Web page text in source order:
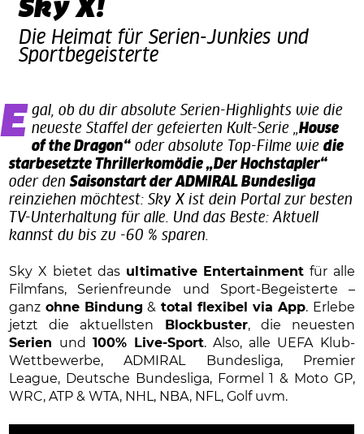
Sky X!
Die Heimat für Serien-Junkies und
Sportbegeisterte
Egal, ob du dir absolute Serien-Highlights wie die neueste Staffel der gefeierten Kult-Serie „House
of the Dragon“ oder absolute Top-Filme wie die
starbesetzte Thrillerkomödie „Der Hochstapler“
oder denSaisonstart der ADMIRAL Bundesliga
reinziehen möchtest: Sky X ist dein Portal zur besten
TV-Unterhaltung für alle. Und das Beste: Aktuell
kannst du bis zu -60 % sparen.
Sky X bietet das ultimative Entertainment für alle
Filmfans, Serienfreunde und Sport-Begeisterte –
ganz ohne Bindung & total flexibel via App. Erlebe
jetzt die aktuellsten
Blockbuster, die neuesten
Serien und 100% Live-Sport. Also, alle UEFA Klub-
Wettbewerbe, ADMIRAL Bundesliga, Premier
League, Deutsche Bundesliga, Formel 1 & Moto GP,
WRC, ATP & WTA, NHL, NBA, NFL, Golf uvm.